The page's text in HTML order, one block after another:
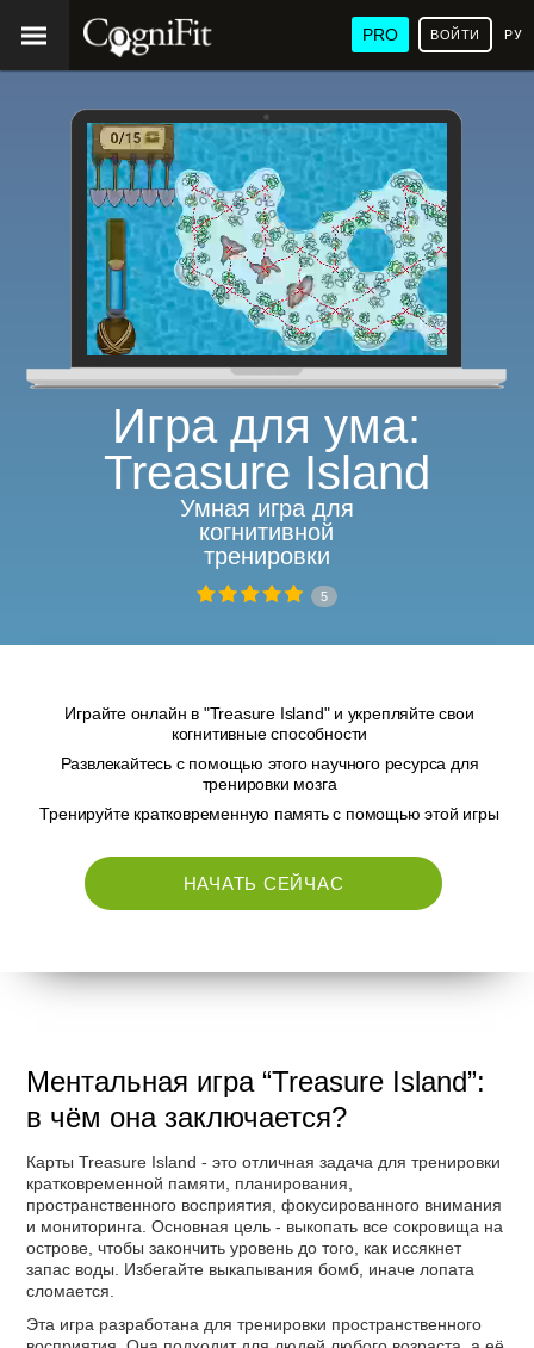
PRO ВОЙТИ
Игра для ума:
Treasure Island
Умная игра для
когнитивной
тренировки
5
Играйте онлайн в "Treasure Island" и укрепляйте свои
когнитивные способности
Развлекайтесь с помощью этого научного ресурса для
тренировки мозга
Тренируйте кратковременную память с помощью этой игры
НАЧАТЬ СЕЙЧАС
Ментальная игра “Treasure Island”:
в чём она заключается?
Карты Treasure Island - это отличная задача для тренировки
кратковременной памяти, планирования,
пространственного восприятия, фокусированного внимания
и мониторинга. Основная цель - выкопать все сокровища на
острове, чтобы закончить уровень до того, как иссякнет
запас воды. Избегайте выкапывания бомб, иначе лопата
сломается.
Эта игра разработана для тренировки пространственного